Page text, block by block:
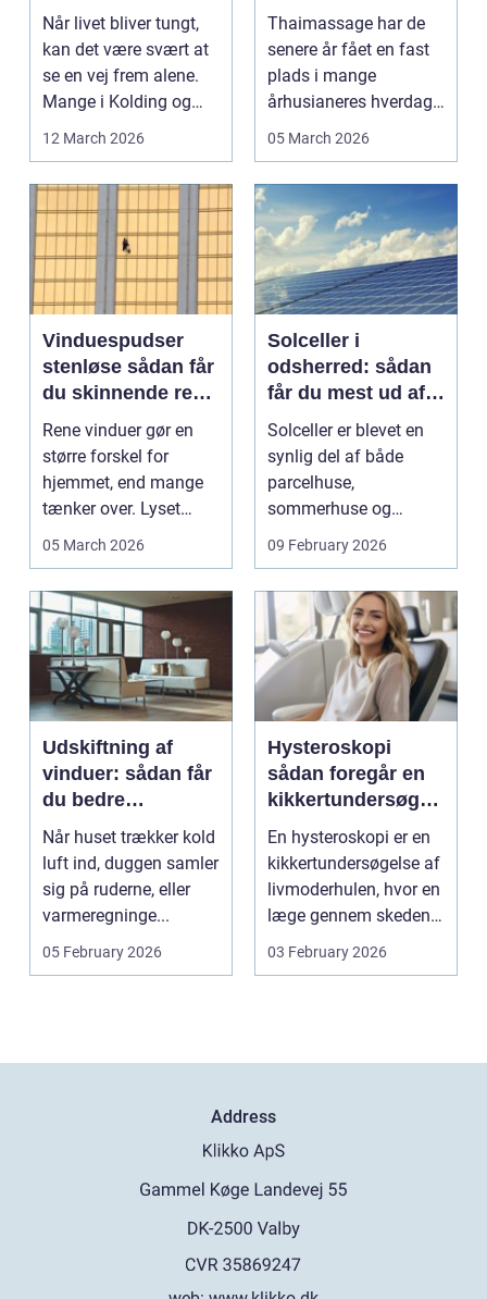
Når livet bliver tungt,
kan det være svært at
se en vej frem alene.
Mange i Kolding og
omegn søger p...
12 March 2026
afslapning,
smidighed og
bedre velvære
Thaimassage har de
senere år fået en fast
plads i mange
århusianeres hverdag.
Flere bruger den både
05 March 2026
Vinduespudser
stenløse sådan får
du skinnende rene
ruder året rundt
Rene vinduer gør en
større forskel for
hjemmet, end mange
tænker over. Lyset
falder anderledes ind,
05 March 2026
Solceller i
odsherred: sådan
får du mest ud af
solen
Solceller er blevet en
synlig del af både
parcelhuse,
sommerhuse og
mindre erhverv i
Odsherred. Mang...
09 February 2026
Udskiftning af
vinduer: sådan får
du bedre
indeklima og
lavere
varmeregning
Når huset trækker kold
luft ind, duggen samler
sig på ruderne, eller
varmeregninge...
05 February 2026
Hysteroskopi
sådan foregår en
kikkertundersøgel
se af livmoderen
En hysteroskopi er en
kikkertundersøgelse af
livmoderhulen, hvor en
læge gennem skeden
og livmoderha...
03 February 2026
Address